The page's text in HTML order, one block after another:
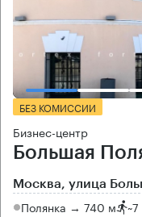
БЕЗ КОМИССИИ
Бизнес-центр
Большая
Москва, улица
Полянка → 740 м ~7